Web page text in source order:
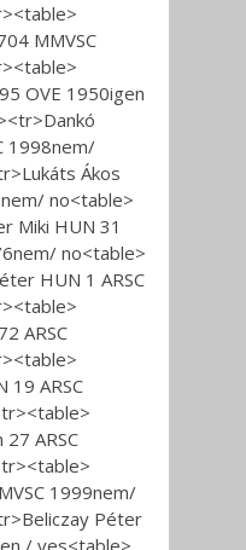
MMVSC
OVE 1950igen
1998nem/
Ákos
no<table>
Miki HUN 31
no<table>
HUN 1 ARSC
ARSC
19 ARSC
ARSC
1999nem/
Péter
/ yes<table>